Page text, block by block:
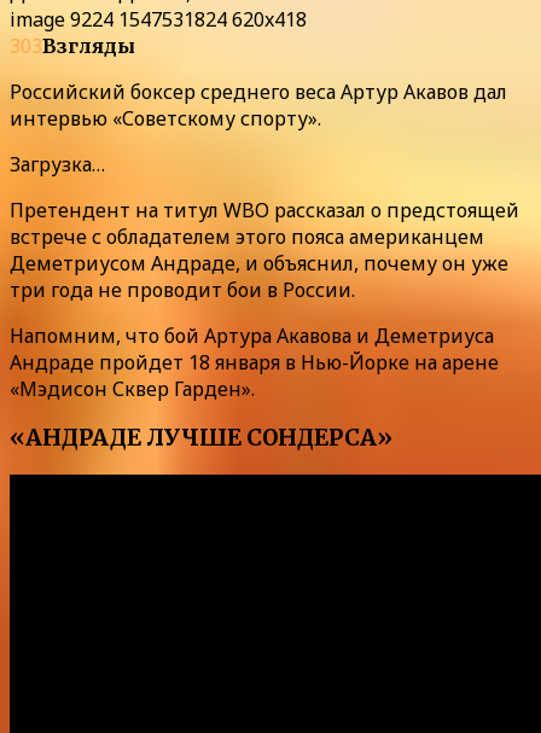
image 9224 1547531824 620x418
303Взгляды
Российский боксер среднего веса Артур Акавов дал
интервью «Советскому спорту».
Загрузка…
Претендент на титул WBO рассказал о предстоящей
встрече с обладателем этого пояса американцем
Деметриусом Андраде, и объяснил, почему он уже
три года не проводит бои в России.
Напомним, что бой Артура Акавова и Деметриуса
Андраде пройдет 18 января в Нью-Йорке на арене
«Мэдисон Сквер Гарден».
«АНДРАДЕ ЛУЧШЕ СОНДЕРСА»